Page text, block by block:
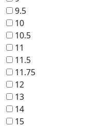
9.5
10
10.5
11
11.5
11.75
12
13
14
15